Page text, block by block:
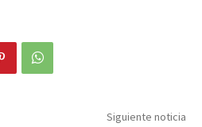
Siguiente noticia